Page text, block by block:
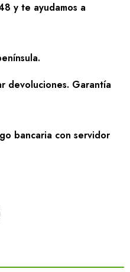
y te ayudamos a
devoluciones. Garantía
bancaria con servidor